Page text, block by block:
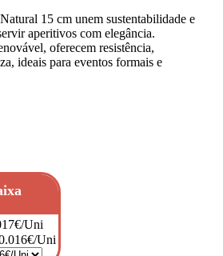
15 cm unem sustentabilidade e
aperitivos com elegância.
oferecem resistência,
ideais para eventos formais e
Uni
Uni